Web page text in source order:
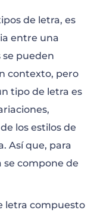
de letra, es
entre una
se pueden
contexto, pero
tipo de letra es
los estilos de
Así que, para
se compone de
letra compuesto